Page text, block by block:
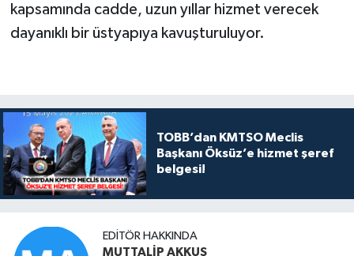
kapsamında cadde, uzun yıllar hizmet verecek
dayanıklı bir üstyapıya kavuşturuluyor.
TOBB’dan KMTSO Meclis
Başkanı Öksüz’e hizmet şeref
belgesi!
EDITÖR HAKKINDA
MUTTALİP AKKUŞ